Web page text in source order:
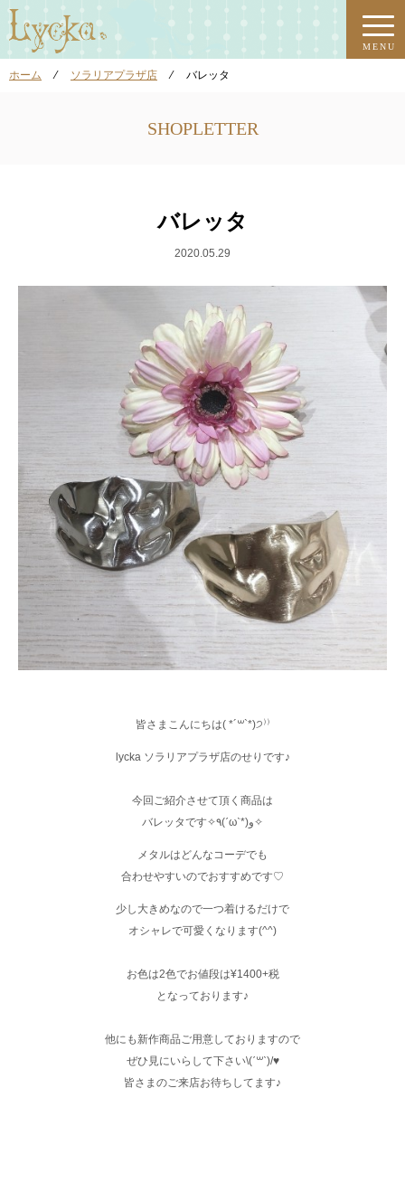
MENU
ホーム ⁄ ソラリアプラザ店 ⁄ バレッタ
SHOPLETTER
バレッタ
2020.05.29
皆さまこんにちは( *´꒳`*)੭⁾⁾
lycka ソラリアプラザ店のせりです♪
今回ご紹介させて頂く商品は
バレッタです✧٩(ˊωˋ*)و✧
メタルはどんなコーデでも
合わせやすいのでおすすめです♡
少し大きめなので一つ着けるだけで
オシャレで可愛くなります(^^)
お色は2色でお値段は¥1400+税
となっております♪
他にも新作商品ご用意しておりますので
ぜひ見にいらして下さい\(ˊ꒳ˋ)/♥︎
皆さまのご来店お待ちしてます♪